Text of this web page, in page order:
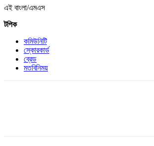
এই বাংলা/এমএস
টপিক
কমিউনিটি
স্কোরকার্ড
ব্রেড
মতবিনিময়